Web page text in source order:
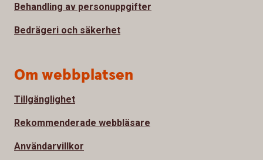
Behandling av personuppgifter
Bedrägeri och säkerhet
Om webbplatsen
Tillgänglighet
Rekommenderade webbläsare
Användarvillkor